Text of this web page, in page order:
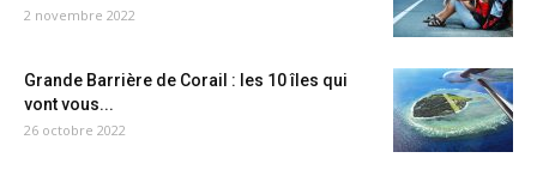
2 novembre 2022
Grande Barrière de Corail : les 10 îles qui
vont vous...
26 octobre 2022